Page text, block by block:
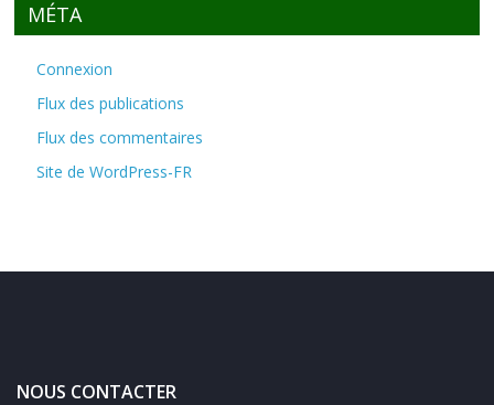
MÉTA
Connexion
Flux des publications
Flux des commentaires
Site de WordPress-FR
NOUS CONTACTER